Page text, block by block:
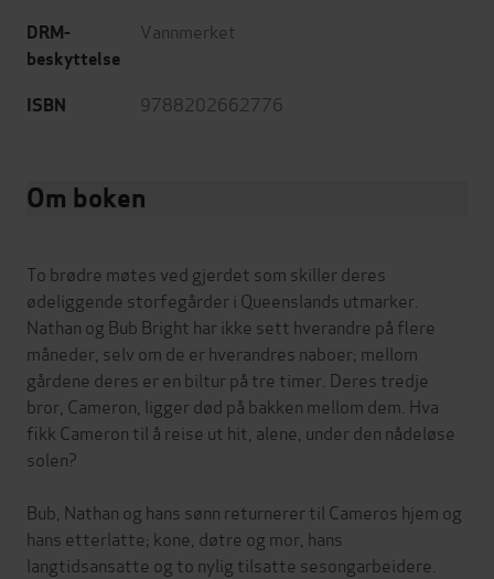
DRM-
beskyttelse
Vannmerket
ISBN 9788202662776
Om boken
To brødre møtes ved gjerdet som skiller deres
ødeliggende storfegårder i Queenslands utmarker.
Nathan og Bub Bright har ikke sett hverandre på flere
måneder, selv om de er hverandres naboer; mellom
gårdene deres er en biltur på tre timer. Deres tredje
bror, Cameron, ligger død på bakken mellom dem. Hva
fikk Cameron til å reise ut hit, alene, under den nådeløse
solen?
Bub, Nathan og hans sønn returnerer til Cameros hjem og
hans etterlatte; kone, døtre og mor, hans
langtidsansatte og to nylig tilsatte sesongarbeidere.